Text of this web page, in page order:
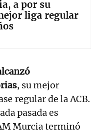
a por su
liga regular
, su mejor
regular de la ACB.
pasada es
Murcia terminó